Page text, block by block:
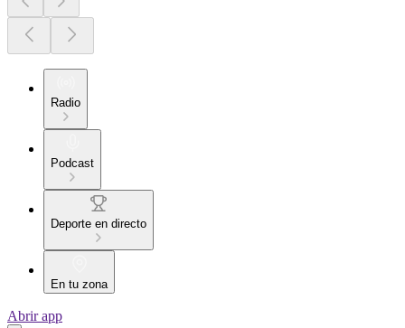
Radio
Podcast
Deporte en directo
En tu zona
Abrir app